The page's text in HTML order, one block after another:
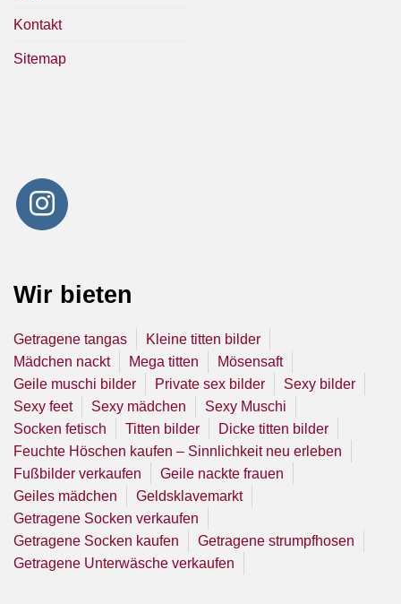
Kontakt
Sitemap
Wir bieten
Getragene tangas
Kleine titten bilder
Mädchen nackt
Mega titten
Mösensaft
Geile muschi bilder
Private sex bilder
Sexy bilder
Sexy feet
Sexy mädchen
Sexy Muschi
Socken fetisch
Titten bilder
Dicke titten bilder
Feuchte Höschen kaufen – Sinnlichkeit neu erleben
Fußbilder verkaufen
Geile nackte frauen
Geiles mädchen
Geldsklavemarkt
Getragene Socken verkaufen
Getragene Socken kaufen
Getragene strumpfhosen
Getragene Unterwäsche verkaufen